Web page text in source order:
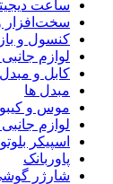
ساعت
سخت‌افزار و
کنسول و
لوازم جانبی
کابل و مبدل
مبدل ها
موس و
لوازم
اسپیکر
پاوربانک
شارژر